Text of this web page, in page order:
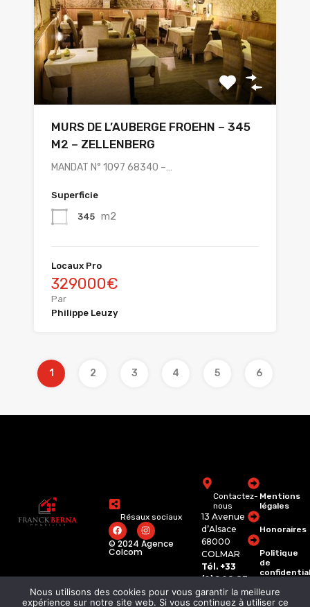
MURS DE L’AUBERGE FROEHN – 345
M2 – ZELLENBERG
MANDAT N° 1097 68340 –…
Superficie
345 m2
Locaux Pro
329000€
Par
Philippe Leuzy
1 2 3 4 5 6
Mentions
légales
Honoraires
Politique
de
Contactez-
nous
13 Avenue
d’Alsace
68000
COLMAR
Tél. +33
(0)6 08 83
74 62
Résaux sociaux
© 2024 Agence
Colcom
Nous utilisons des cookies pour vous garantir la meilleure
expérience sur notre site web. Si vous continuez à utiliser ce